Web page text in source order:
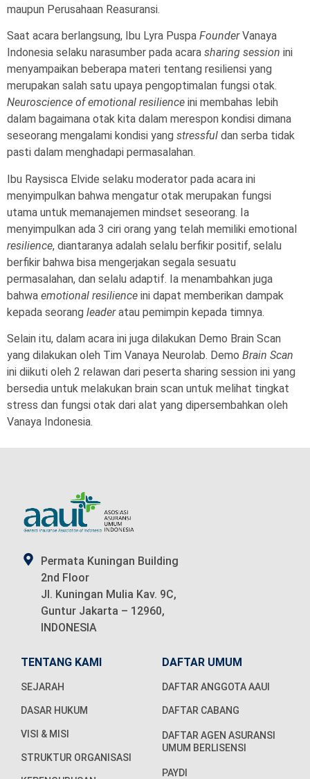
maupun Perusahaan Reasuransi.
Saat acara berlangsung, Ibu Lyra Puspa FounderVanaya
Indonesia selaku narasumber pada acara sharing session ini
menyampaikan beberapa materi tentang resiliensi yang
merupakan salah satu upaya pengoptimalan fungsi otak.
Neuroscience of emotional resilience ini membahas lebih
dalam bagaimana otak kita dalam merespon kondisi dimana
seseorang mengalami kondisi yang stressful dan serba tidak
pasti dalam menghadapi permasalahan.
Ibu Raysisca Elvide selaku moderator pada acara ini
menyimpulkan bahwa mengatur otak merupakan fungsi
utama untuk memanajemen mindset seseorang. Ia
menyimpulkan ada 3 ciri orang yang telah memiliki emotional
resilience, diantaranya adalah selalu berfikir positif, selalu
berfikir bahwa bisa mengerjakan segala sesuatu
permasalahan, dan selalu adaptif. Ia menambahkan juga
bahwa emotional resilience ini dapat memberikan dampak
kepada seorang leaderatau pemimpin kepada timnya.
Selain itu, dalam acara ini juga dilakukan Demo Brain Scan
yang dilakukan oleh Tim Vanaya Neurolab. Demo Brain Scan
ini diikuti oleh 2 relawan dari peserta sharing session ini yang
bersedia untuk melakukan brain scan untuk melihat tingkat
stress dan fungsi otak dari alat yang dipersembahkan oleh
Vanaya Indonesia.
Permata Kuningan Building
2nd Floor
Jl. Kuningan Mulia Kav. 9C,
Guntur Jakarta – 12960,
INDONESIA
TENTANG KAMI
SEJARAH
DASAR HUKUM
VISI & MISI
STRUKTUR ORGANISASI
DAFTAR UMUM
DAFTAR ANGGOTA AAUI
DAFTAR CABANG
DAFTAR AGEN ASURANSI
UMUM BERLISENSI
PAYDI